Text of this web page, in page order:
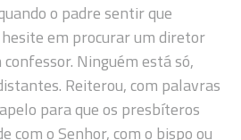
o padre sentir que
hesite em procurar um diretor
Ninguém está só,
Reiterou, com palavras
para que os presbíteros
com o Senhor, com o bispo ou